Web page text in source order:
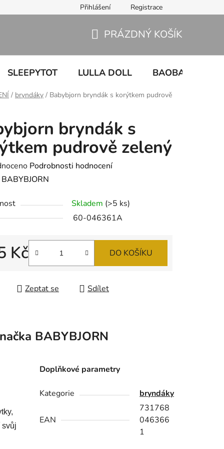
Přihlášení Registrace
KOŠÍK
PRÁZDNÝ KOŠÍK
SLEEPYTOT LULLA DOLL BAOBABY
/ bryndáky / Babybjorn bryndák s korýtkem pudrově
bryndák s
pudrově zelený
Podrobnosti hodnocení
BABYBJORN
Skladem (>5 ks)
60-046361A
Kč DO KOŠÍKU
Zeptat se Sdílet
BABYBJORN
svůj
Doplňkové parametry
Kategorie bryndáky
EAN
731768
046366
1